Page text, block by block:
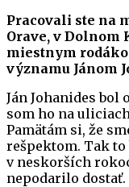
Pracovali ste na
Orave, v Dolnom
miestnym
významu Jánom
Ján Johanides bol
som ho na
Pamätám si, že
rešpektom. Tak
v neskorších
nepodarilo dostať.